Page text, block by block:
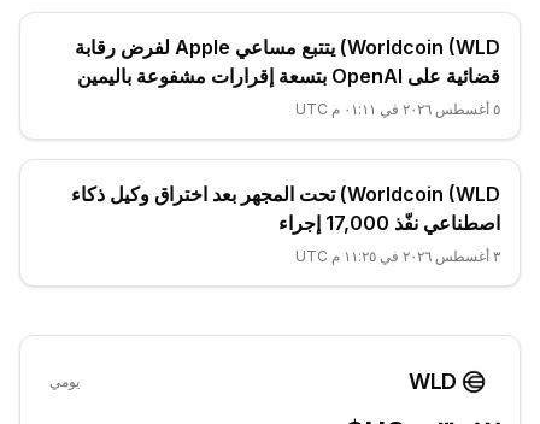
Worldcoin (WLD) يتتبع مساعي Apple لفرض رقابة
قضائية على OpenAI بتسعة إقرارات مشفوعة باليمين
٥ أغسطس ٢٠٢٦ في ٠١:١١ م UTC
Worldcoin (WLD) تحت المجهر بعد اختراق وكيل ذكاء
اصطناعي نفّذ 17,000 إجراء
٣ أغسطس ٢٠٢٦ في ١١:٢٥ م UTC
WLD يومي